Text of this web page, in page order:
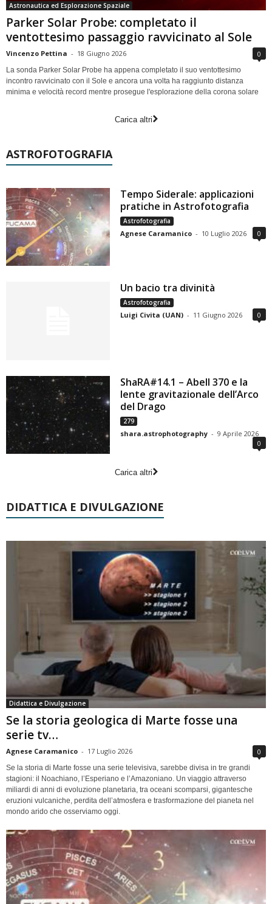
Astronautica ed Esplorazione Spaziale
Parker Solar Probe: completato il
ventottesimo passaggio ravvicinato al Sole
Vincenzo Pettina - 18 Giugno 2026 0
La sonda Parker Solar Probe ha appena completato il suo ventottesimo
incontro ravvicinato con il Sole e ancora una volta ha raggiunto distanza
minima e velocità record mentre prosegue l'esplorazione della corona solare
Carica altri
ASTROFOTOGRAFIA
Tempo Siderale: applicazioni
pratiche in Astrofotografia
Astrofotografia
Agnese Caramanico - 10 Luglio 2026 0
Un bacio tra divinità
Astrofotografia
Luigi Civita (UAN) - 11 Giugno 2026 0
ShaRA#14.1 – Abell 370 e la
lente gravitazionale dell’Arco
del Drago
279
shara.astrophotography - 9 Aprile 2026
0
Carica altri
DIDATTICA E DIVULGAZIONE
Didattica e Divulgazione
Se la storia geologica di Marte fosse una
serie tv…
Agnese Caramanico - 17 Luglio 2026 0
Se la storia di Marte fosse una serie televisiva, sarebbe divisa in tre grandi
stagioni: il Noachiano, l’Esperiano e l’Amazoniano. Un viaggio attraverso
miliardi di anni di evoluzione planetaria, tra oceani scomparsi, gigantesche
eruzioni vulcaniche, perdita dell’atmosfera e trasformazione del pianeta nel
mondo arido che osserviamo oggi.